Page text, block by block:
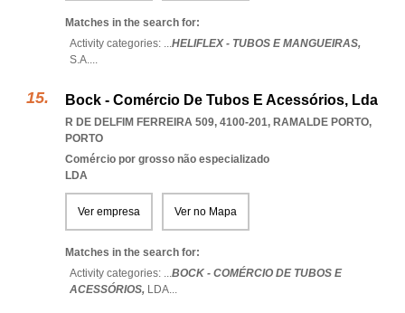
Matches in the search for:
Activity categories: ...HELIFLEX - TUBOS E MANGUEIRAS,
S.A....
Bock - Comércio De Tubos E Acessórios, Lda
R DE DELFIM FERREIRA 509, 4100-201, RAMALDE PORTO,
PORTO
Comércio por grosso não especializado
LDA
Ver empresa Ver no Mapa
Matches in the search for:
Activity categories: ...BOCK - COMÉRCIO DE TUBOS E
ACESSÓRIOS, LDA...